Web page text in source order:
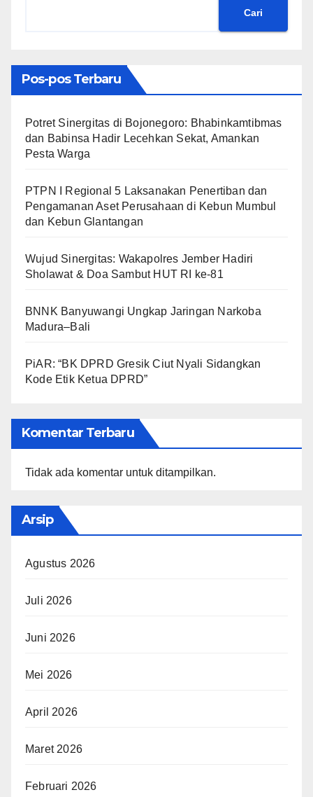
Cari
Pos-pos Terbaru
​Potret Sinergitas di Bojonegoro: Bhabinkamtibmas
dan Babinsa Hadir Lecehkan Sekat, Amankan
Pesta Warga
PTPN I Regional 5 Laksanakan Penertiban dan
Pengamanan Aset Perusahaan di Kebun Mumbul
dan Kebun Glantangan
Wujud Sinergitas: Wakapolres Jember Hadiri
Sholawat & Doa Sambut HUT RI ke-81
BNNK Banyuwangi Ungkap Jaringan Narkoba
Madura–Bali
PiAR: “BK DPRD Gresik Ciut Nyali Sidangkan
Kode Etik Ketua DPRD”
Komentar Terbaru
Tidak ada komentar untuk ditampilkan.
Arsip
Agustus 2026
Juli 2026
Juni 2026
Mei 2026
April 2026
Maret 2026
Februari 2026